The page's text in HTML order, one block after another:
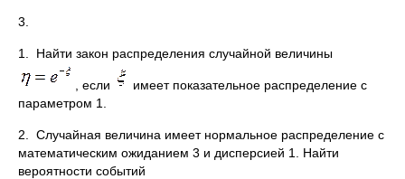
3.
1. Найти закон распределения случайной величины
, если
имеет показательное распределение с
параметром 1.
2. Случайная величина имеет нормальное распределение с
математическим ожиданием 3 и дисперсией 1. Найти
вероятности событий